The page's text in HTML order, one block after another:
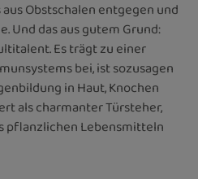
Obstschalen entgegen und
Und das aus gutem Grund:
Es trägt zu einer
bei, ist sozusagen
in Haut, Knochen
als charmanter Türsteher,
pflanzlichen Lebensmitteln